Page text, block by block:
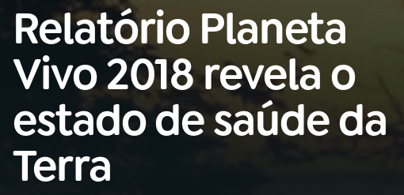
Buscar
na
Rádio
Nacional
AO VIVO
01 INÍCIO
02 A RÁDIO
Relatório Planeta
Vivo 2018 revela o
estado de saúde da
Terra